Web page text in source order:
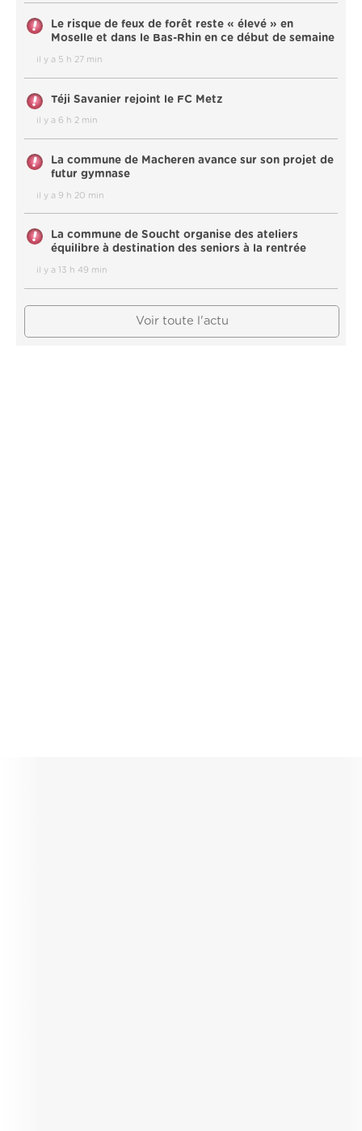
Le risque de feux de forêt reste « élevé » en
Moselle et dans le Bas-Rhin en ce début de semaine
il y a 5 h 27 min
Téji Savanier rejoint le FC Metz
il y a 6 h 2 min
La commune de Macheren avance sur son projet de
futur gymnase
il y a 9 h 20 min
La commune de Soucht organise des ateliers
équilibre à destination des seniors à la rentrée
il y a 13 h 49 min
Voir toute l'actu